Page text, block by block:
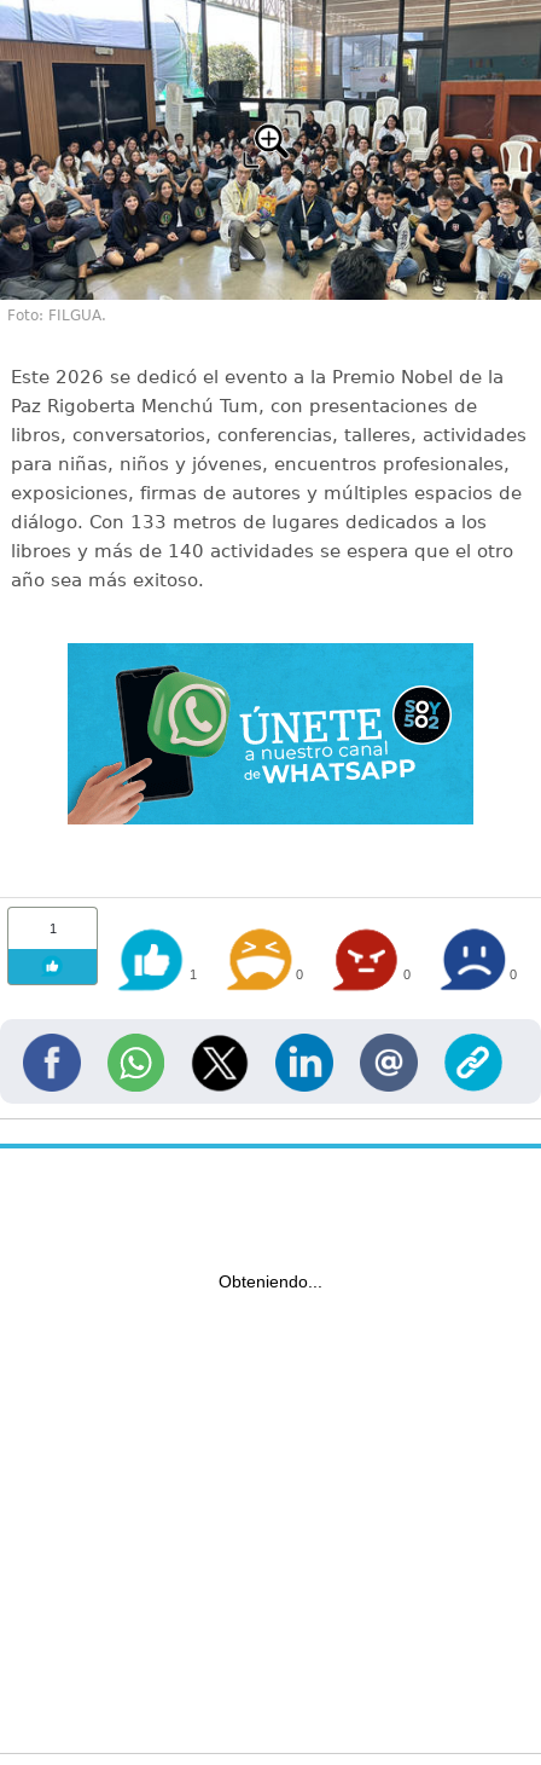
Foto: FILGUA.
Este 2026 se dedicó el evento a la Premio Nobel de la
Paz Rigoberta Menchú Tum, con presentaciones de
libros, conversatorios, conferencias, talleres, actividades
para niñas, niños y jóvenes, encuentros profesionales,
exposiciones, firmas de autores y múltiples espacios de
diálogo. Con 133 metros de lugares dedicados a los
libroes y más de 140 actividades se espera que el otro
año sea más exitoso.
1
1 0 0 0
Obteniendo...